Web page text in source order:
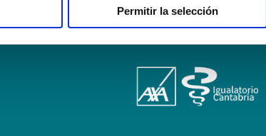
Permitir la selección